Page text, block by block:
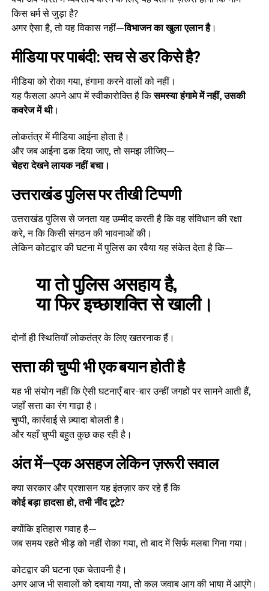
किस धर्म से जुड़ा है?
अगर ऐसा है, तो यह विकास नहीं—विभाजन का खुला एलान है।
मीडिया पर पाबंदी: सच से डर किसे है?
मीडिया को रोका गया, हंगामा करने वालों को नहीं।
यह फैसला अपने आप में स्वीकारोक्ति है किसमस्या हंगामे में नहीं, उसकी
कवरेज में थी।
लोकतंत्र में मीडिया आईना होता है।
और जब आईना ढक दिया जाए, तो समझ लीजिए—
चेहरा देखने लायक नहीं बचा।
उत्तराखंड पुलिस पर तीखी टिप्पणी
उत्तराखंड पुलिस से जनता यह उम्मीद करती है कि वह संविधान की रक्षा
करे, न कि किसी संगठन की भावनाओं की।
लेकिन कोटद्वार की घटना में पुलिस का रवैया यह संकेत देता है कि—
या तो पुलिस असहाय है,
या फिर इच्छाशक्ति से खाली।
दोनों ही स्थितियाँ लोकतंत्र के लिए खतरनाक हैं।
सत्ता की चुप्पी भी एक बयान होती है
यह भी संयोग नहीं कि ऐसी घटनाएँ बार-बार उन्हीं जगहों पर सामने आती हैं,
जहाँ सत्ता का रंग गाढ़ा है।
चुप्पी, कार्रवाई से ज़्यादा बोलती है।
और यहाँ चुप्पी बहुत कुछ कह रही है।
अंत में—एक असहज लेकिन ज़रूरी सवाल
क्या सरकार और प्रशासन यह इंतज़ार कर रहे हैं कि
कोई बड़ा हादसा हो, तभी नींद टूटे?
क्योंकि इतिहास गवाह है—
जब समय रहते भीड़ को नहीं रोका गया, तो बाद में सिर्फ मलबा गिना गया।
कोटद्वार की घटना एक चेतावनी है।
अगर आज भी सवालों को दबाया गया, तो कल जवाब आग की भाषा में आएंगे।